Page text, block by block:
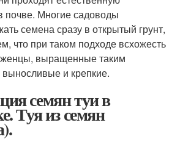
почве. Многие садоводы
семена сразу в открытый грунт,
что при таком подходе всхожесть
выращенные таким
и крепкие.
семян туи в
Туя из семян